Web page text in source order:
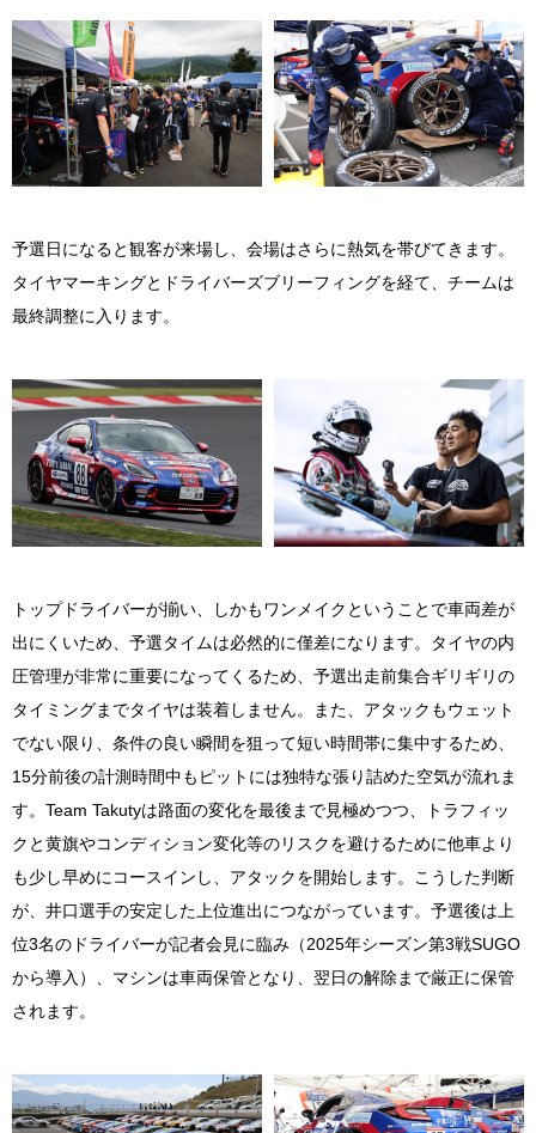
予選日になると観客が来場し、会場はさらに熱気を帯びてきます。
タイヤマーキングとドライバーズブリーフィングを経て、チームは
最終調整に入ります。
トップドライバーが揃い、しかもワンメイクということで車両差が
出にくいため、予選タイムは必然的に僅差になります。タイヤの内
圧管理が非常に重要になってくるため、予選出走前集合ギリギリの
タイミングまでタイヤは装着しません。また、アタックもウェット
でない限り、条件の良い瞬間を狙って短い時間帯に集中するため、
15分前後の計測時間中もピットには独特な張り詰めた空気が流れま
す。Team Takutyは路面の変化を最後まで見極めつつ、トラフィッ
クと黄旗やコンディション変化等のリスクを避けるために他車より
も少し早めにコースインし、アタックを開始します。こうした判断
が、井口選手の安定した上位進出につながっています。予選後は上
位3名のドライバーが記者会見に臨み（2025年シーズン第3戦SUGO
から導入）、マシンは車両保管となり、翌日の解除まで厳正に保管
されます。